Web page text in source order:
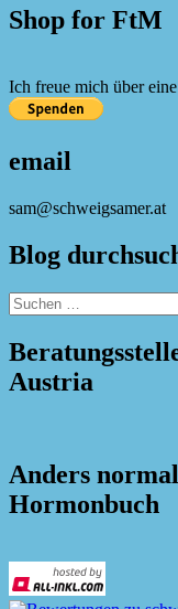
Shop for FtM
Ich freue mich über
email
sam@schweigsamer.at
Blog
Suchen
nach:
Austria
Anders
Hormonbuch